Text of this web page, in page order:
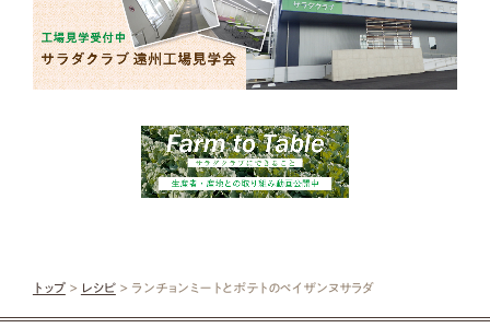
トップ> レシピ> ランチョンミートとポテトのペイザンヌサラダ